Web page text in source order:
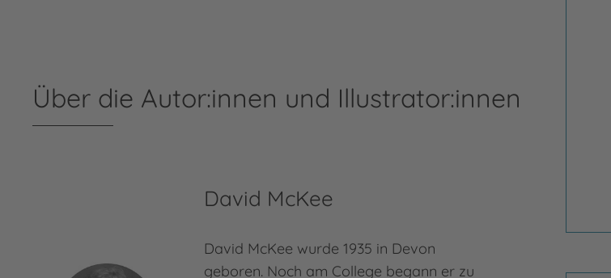
Über die Autor:innen und Illustrator:innen
David McKee
David McKee wurde 1935 in Devon
geboren. Noch am College begann er zu